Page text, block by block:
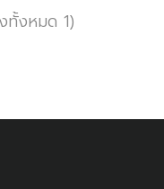
ทั้งหมด 1)